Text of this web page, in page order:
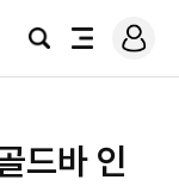
검
전
로
그
드바 인